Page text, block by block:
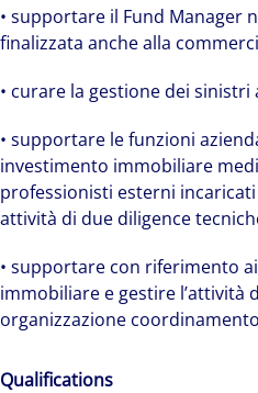
• supportare il Fund Manager
finalizzata anche alla
• curare la gestione dei sinistri
• supportare le funzioni
investimento immobiliare
professionisti esterni incaricati
attività di due diligence
• supportare con riferimento
immobiliare e gestire l’attività
organizzazione
Qualifications